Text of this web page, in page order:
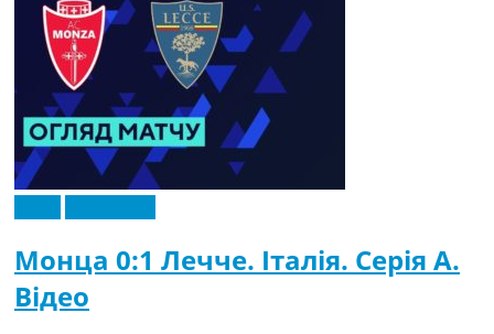
Монца 0:1 Лечче. Італія. Серія A.
Відео